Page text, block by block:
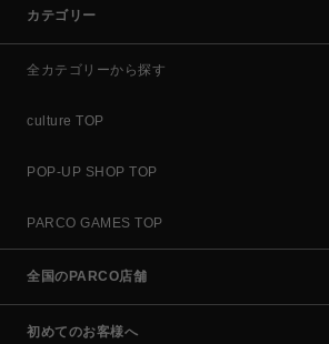
カテゴリー
全カテゴリーから探す
culture TOP
POP-UP SHOP TOP
PARCO GAMES TOP
全国のPARCO店舗
初めてのお客様へ